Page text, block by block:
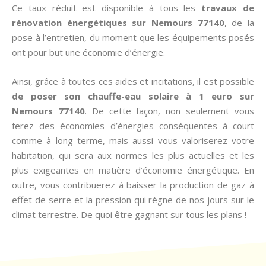
Ce taux réduit est disponible à tous les travaux de
rénovation énergétiques sur Nemours 77140, de la
pose à l’entretien, du moment que les équipements posés
ont pour but une économie d’énergie.
Ainsi, grâce à toutes ces aides et incitations, il est possible
de poser son chauffe-eau solaire à 1 euro sur
Nemours 77140. De cette façon, non seulement vous
ferez des économies d’énergies conséquentes à court
comme à long terme, mais aussi vous valoriserez votre
habitation, qui sera aux normes les plus actuelles et les
plus exigeantes en matière d’économie énergétique. En
outre, vous contribuerez à baisser la production de gaz à
effet de serre et la pression qui règne de nos jours sur le
climat terrestre. De quoi être gagnant sur tous les plans !